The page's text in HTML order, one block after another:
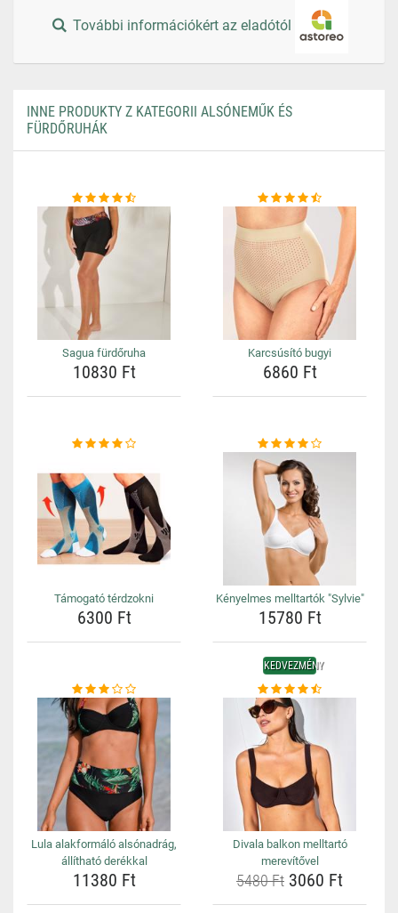
További információkért az eladótól
INNE PRODUKTY Z KATEGORII ALSÓNEMŰK ÉS
FÜRDŐRUHÁK
Sagua fürdőruha
10830 Ft
Karcsúsító bugyi
6860 Ft
Támogató térdzokni
6300 Ft
Kényelmes melltartók "Sylvie"
15780 Ft
Lula alakformáló alsónadrág,
állítható derékkal
11380 Ft
KEDVEZMÉNY
Divala balkon melltartó
merevítővel
5480 Ft 3060 Ft